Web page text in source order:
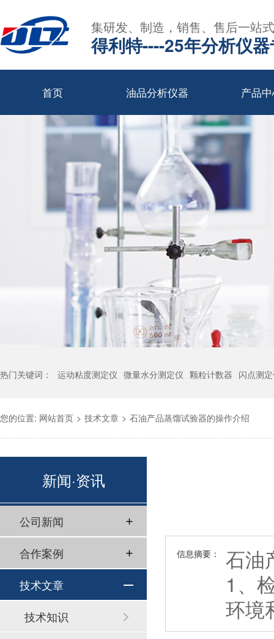
集研发、制造，销售、售后一站
得利特----25年分析仪
首页 油品分析仪器 产品
热门关键词： 运动粘度测定仪 微量水分测定仪 颗粒计数器 闪点测
您的位置: 网站首页 > 技术文章 > 石油产品蒸馏试验器的操作介绍
信息摘要：
石油
1、
环境
新闻·资讯
公司新闻
合作案例
技术文章
技术知识